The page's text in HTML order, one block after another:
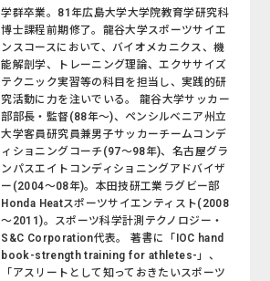
学群卒業。81年広島大学大学院教育学研究科
博士課程前期修了。龍谷大学スポーツサイエ
ンスコースにおいて、バイオメカニクス、機
能解剖学、トレーニング理論、エクササイズ
テクニック実習等の科目を担当し、実践的研
究活動に力を注いでいる。 龍谷大学サッカー
部部長・監督(88年～)、ペンシルベニア州立
大学客員研究員兼男子サッカーチームコンデ
ィショニングコーチ(97～98年)、名古屋グラ
ンパスエイトコンディショニングアドバイザ
ー(2004～08年)。本田技研工業ラグビー部
Honda Heatスポーツサイエンティスト(2008
～2011)。スポーツ科学計測テクノロジー・
S&C Corporation代表。 著書に「IOC hand
book-strength training for athletes-」、
「アスリートとして知っておきたいスポーツ